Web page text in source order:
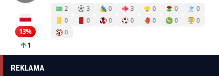
13%
1
2 3 0 3 0 0
0
0
0 0 0 0 0
0
0
REKLAMA